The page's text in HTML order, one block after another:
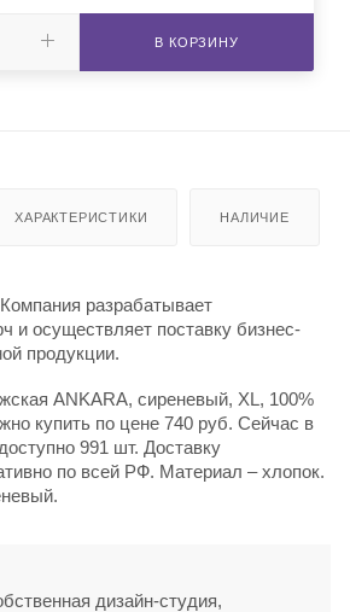
В КОРЗИНУ
ХАРАКТЕРИСТИКИ НАЛИЧИЕ
разрабатывает
и осуществляет поставку бизнес-
продукции.
ANKARA, сиреневый, XL, 100%
купить по цене 740 руб. Сейчас в
991 шт. Доставку
по всей РФ. Материал – хлопок.
дизайн-студия,